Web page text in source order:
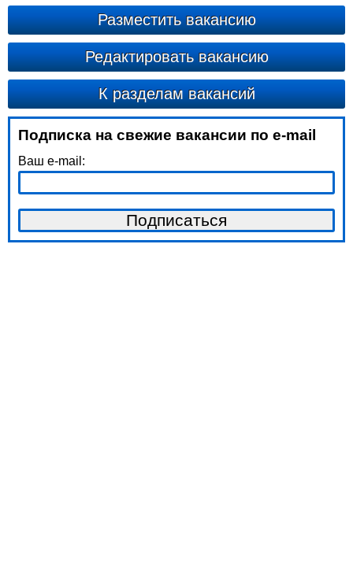
Разместить вакансию
Редактировать вакансию
К разделам вакансий
Подписка на свежие вакансии по e-mail
Ваш e-mail: